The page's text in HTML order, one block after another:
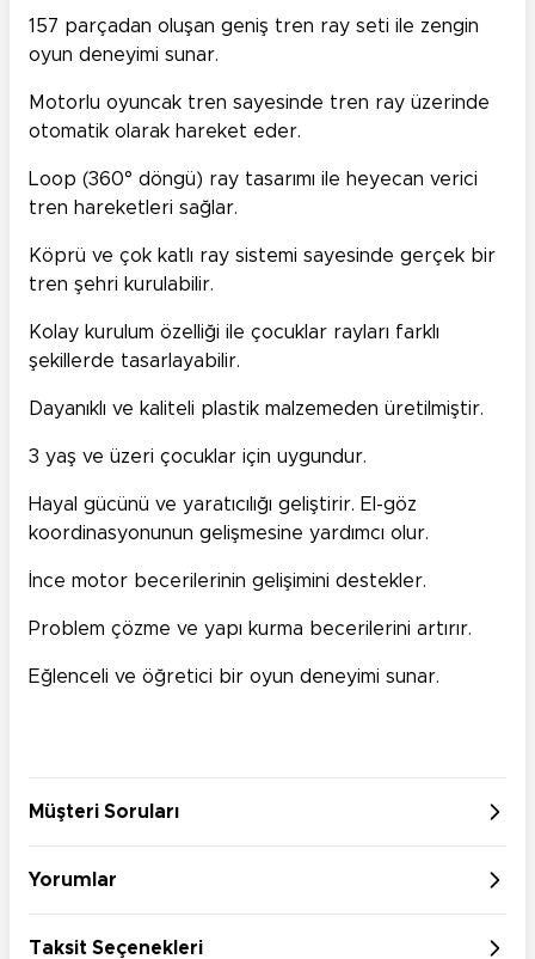
157 parçadan oluşan geniş tren ray seti ile zengin
oyun deneyimi sunar.
Motorlu oyuncak tren sayesinde tren ray üzerinde
otomatik olarak hareket eder.
Loop (360° döngü) ray tasarımı ile heyecan verici
tren hareketleri sağlar.
Köprü ve çok katlı ray sistemi sayesinde gerçek bir
tren şehri kurulabilir.
Kolay kurulum özelliği ile çocuklar rayları farklı
şekillerde tasarlayabilir.
Dayanıklı ve kaliteli plastik malzemeden üretilmiştir.
3 yaş ve üzeri çocuklar için uygundur.
Hayal gücünü ve yaratıcılığı geliştirir. El-göz
koordinasyonunun gelişmesine yardımcı olur.
İnce motor becerilerinin gelişimini destekler.
Problem çözme ve yapı kurma becerilerini artırır.
Eğlenceli ve öğretici bir oyun deneyimi sunar.
Müşteri Soruları
Yorumlar
Taksit Seçenekleri